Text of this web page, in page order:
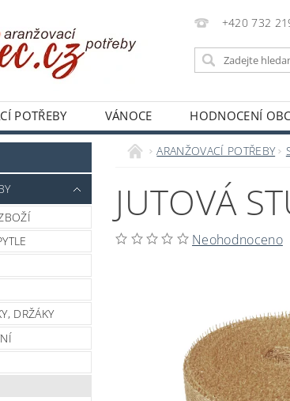
+420 732
POTŘEBY VÁNOCE HODNOCENÍ
PODMÍNKY OCHRANY OSOBNÍCH ÚDAJŮ
DRŽÁKY
ARANŽOVACÍ POTŘEBY
JUTOVÁ
Neohodnoceno